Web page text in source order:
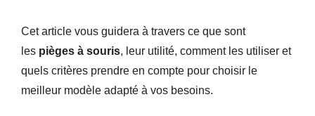
Cet article vous guidera à travers ce que sont
les pièges à souris, leur utilité, comment les utiliser et
quels critères prendre en compte pour choisir le
meilleur modèle adapté à vos besoins.